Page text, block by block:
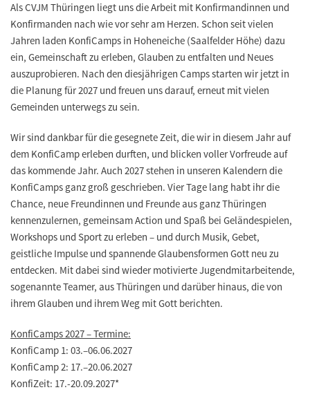
Als CVJM Thüringen liegt uns die Arbeit mit Konfirmandinnen und
Konfirmanden nach wie vor sehr am Herzen. Schon seit vielen
Jahren laden KonfiCamps in Hoheneiche (Saalfelder Höhe) dazu
ein, Gemeinschaft zu erleben, Glauben zu entfalten und Neues
auszuprobieren. Nach den diesjährigen Camps starten wir jetzt in
die Planung für 2027 und freuen uns darauf, erneut mit vielen
Gemeinden unterwegs zu sein.
Wir sind dankbar für die gesegnete Zeit, die wir in diesem Jahr auf
dem KonfiCamp erleben durften, und blicken voller Vorfreude auf
das kommende Jahr. Auch 2027 stehen in unseren Kalendern die
KonfiCamps ganz groß geschrieben. Vier Tage lang habt ihr die
Chance, neue Freundinnen und Freunde aus ganz Thüringen
kennenzulernen, gemeinsam Action und Spaß bei Geländespielen,
Workshops und Sport zu erleben – und durch Musik, Gebet,
geistliche Impulse und spannende Glaubensformen Gott neu zu
entdecken. Mit dabei sind wieder motivierte Jugendmitarbeitende,
sogenannte Teamer, aus Thüringen und darüber hinaus, die von
ihrem Glauben und ihrem Weg mit Gott berichten.
KonfiCamps 2027 – Termine:
KonfiCamp 1: 03.–06.06.2027
KonfiCamp 2: 17.–20.06.2027
KonfiZeit: 17.-20.09.2027*